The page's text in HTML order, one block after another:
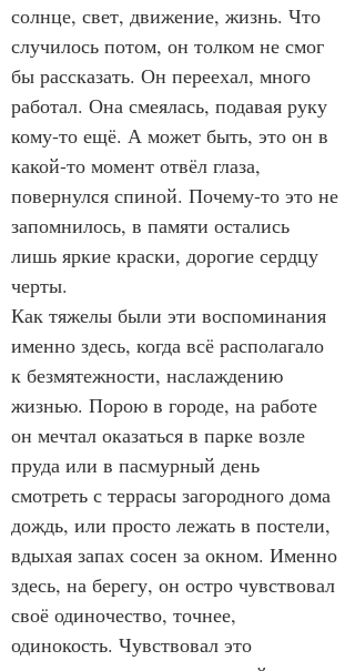
солнце, свет, движение, жизнь. Что
случилось потом, он толком не смог
бы рассказать. Он переехал, много
работал. Она смеялась, подавая руку
кому-то ещё. А может быть, это он в
какой-то момент отвёл глаза,
повернулся спиной. Почему-то это не
запомнилось, в памяти остались
лишь яркие краски, дорогие сердцу
черты.
Как тяжелы были эти воспоминания
именно здесь, когда всё располагало
к безмятежности, наслаждению
жизнью. Порою в городе, на работе
он мечтал оказаться в парке возле
пруда или в пасмурный день
смотреть с террасы загородного дома
дождь, или просто лежать в постели,
вдыхая запах сосен за окном. Именно
здесь, на берегу, он остро чувствовал
своё одиночество, точнее,
одинокость. Чувствовал это